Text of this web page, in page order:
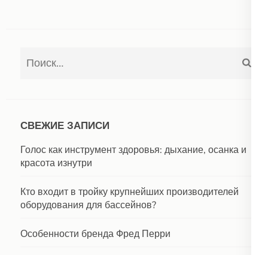
СВЕЖИЕ ЗАПИСИ
Голос как инструмент здоровья: дыхание, осанка и
красота изнутри
Кто входит в тройку крупнейших производителей
оборудования для бассейнов?
Особенности бренда Фред Перри